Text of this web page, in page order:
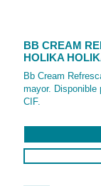
BB CREAM
HOLIKA
Bb Cream
mayor.
CIF.